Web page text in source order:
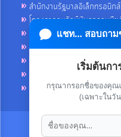
สำนักงานรัฐบาลอิเล็กทรอนิ
โครงการอนุรักษ์พันธุกรรมพืช
คลังข่าวมหาไทย
คู่มือตาม พ.ร.บ.อำนวยความ
ฐานข้อมูลหน่วยงานภาครัฐ
ศูนย์อำนวยการบริหารจังห
ลิขสิทธิ์ © 2021-2022 เทศบ
แชท... สอบถา
เริ่มต้นก
กรุณากรอกชื่อของคุณ
(เฉพาะในวั